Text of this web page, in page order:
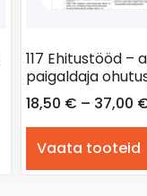
117 Ehitustööd –
paigaldaja
18,50 € – 37,00
Vaata tooteid